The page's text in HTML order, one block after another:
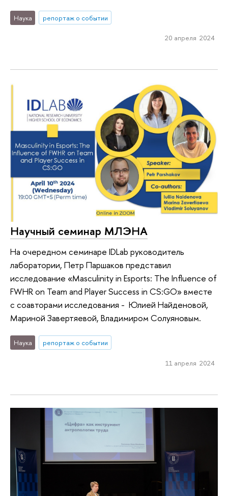
Наука репортаж о событии
20 апреля 2024
Научный семинар МЛЭНА
На очередном семинаре IDLab руководитель
лаборатории, Петр Паршаков представил
исследование «Masculinity in Esports: The Influence of
FWHR on Team and Player Success in CS:GO» вместе
с соавторами исследования - Юлией Найденовой,
Мариной Завертяевой, Владимиром Солуяновым.
Наука репортаж о событии
11 апреля 2024